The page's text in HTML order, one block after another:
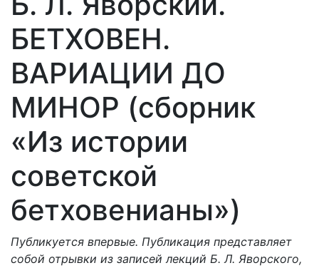
БЕТХОВЕН.
ВАРИАЦИИ ДО
МИНОР (сборник
«Из истории
советской
бетховенианы»)
Публикуется впервые. Публикация представляет
собой отрывки из записей лекций Б. Л. Яворского,